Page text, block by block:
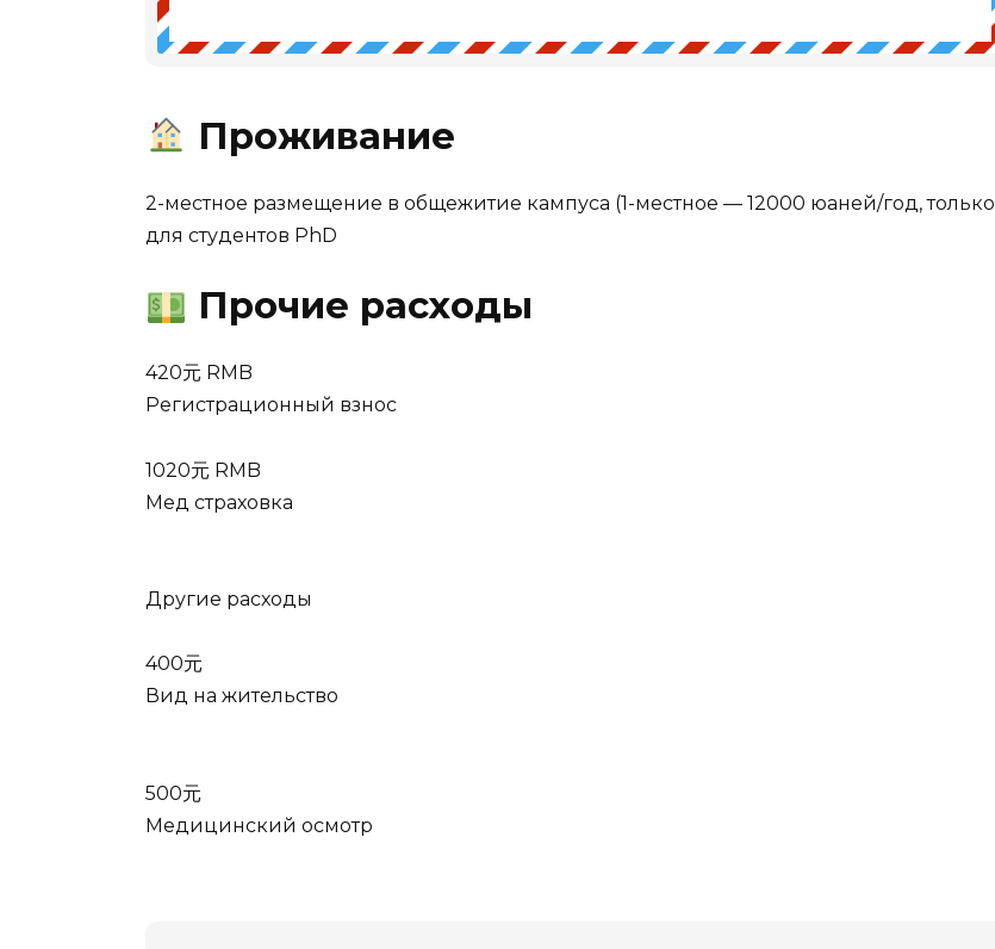
Проживание
2-местное размещение в общежитие кампуса (1-местное — 12000 юаней/год, только
для студентов PhD
Прочие расходы
420元 RMB
Регистрационный взнос
1020元 RMB
Мед страховка
Другие расходы
400元
Вид на жительство
500元
Медицинский осмотр